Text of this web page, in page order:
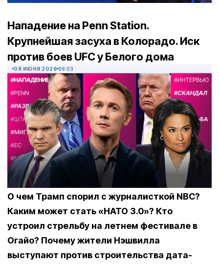
Нападение на Penn Station.
Крупнейшая засуха в Колорадо. Иск
против боев UFC у Белого дома
08 ИЮНЯ 2026 09:03
О чем Трамп спорил с журналисткой NBC?
Каким может стать «НАТО 3.0»? Кто
устроил стрельбу на летнем фестивале в
Огайо? Почему жители Нэшвилла
выступают против строительства дата-